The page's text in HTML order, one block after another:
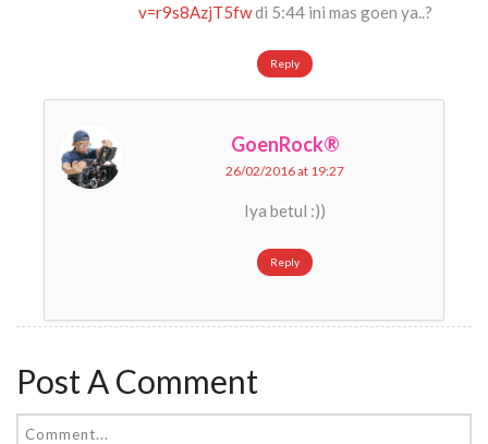
v=r9s8AzjT5fwdi 5:44 ini mas goen ya..?
Reply
GoenRock®
26/02/2016 at 19:27
Iya betul :))
Reply
Post A Comment